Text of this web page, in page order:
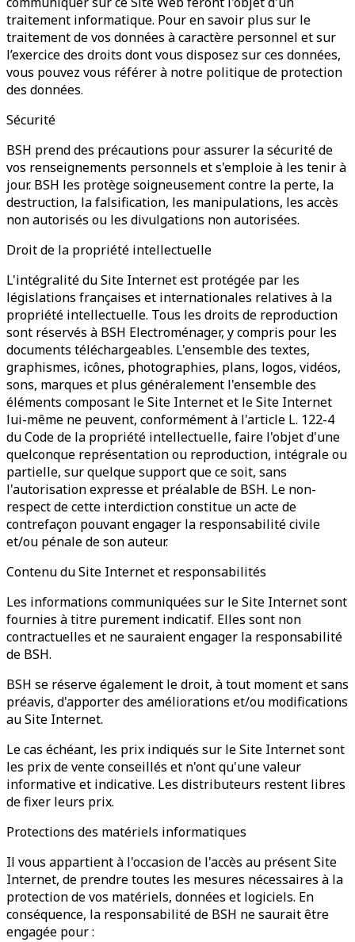
traitement informatique. Pour en savoir plus sur le
traitement de vos données à caractère personnel et sur
l’exercice des droits dont vous disposez sur ces données,
vous pouvez vous référer à notre politique de protection
des données.
Sécurité
BSH prend des précautions pour assurer la sécurité de
vos renseignements personnels et s'emploie à les tenir à
jour. BSH les protège soigneusement contre la perte, la
destruction, la falsification, les manipulations, les accès
non autorisés ou les divulgations non autorisées.
Droit de la propriété intellectuelle
L'intégralité du Site Internet est protégée par les
législations françaises et internationales relatives à la
propriété intellectuelle. Tous les droits de reproduction
sont réservés à BSH Electroménager, y compris pour les
documents téléchargeables. L'ensemble des textes,
graphismes, icônes, photographies, plans, logos, vidéos,
sons, marques et plus généralement l'ensemble des
éléments composant le Site Internet et le Site Internet
lui-même ne peuvent, conformément à l'article L. 122-4
du Code de la propriété intellectuelle, faire l'objet d'une
quelconque représentation ou reproduction, intégrale ou
partielle, sur quelque support que ce soit, sans
l'autorisation expresse et préalable de BSH. Le non-
respect de cette interdiction constitue un acte de
contrefaçon pouvant engager la responsabilité civile
et/ou pénale de son auteur.
Contenu du Site Internet et responsabilités
Les informations communiquées sur le Site Internet sont
fournies à titre purement indicatif. Elles sont non
contractuelles et ne sauraient engager la responsabilité
de BSH.
BSH se réserve également le droit, à tout moment et sans
préavis, d'apporter des améliorations et/ou modifications
au Site Internet.
Le cas échéant, les prix indiqués sur le Site Internet sont
les prix de vente conseillés et n'ont qu'une valeur
informative et indicative. Les distributeurs restent libres
de fixer leurs prix.
Protections des matériels informatiques
Il vous appartient à l'occasion de l'accès au présent Site
Internet, de prendre toutes les mesures nécessaires à la
protection de vos matériels, données et logiciels. En
conséquence, la responsabilité de BSH ne saurait être
engagée pour :